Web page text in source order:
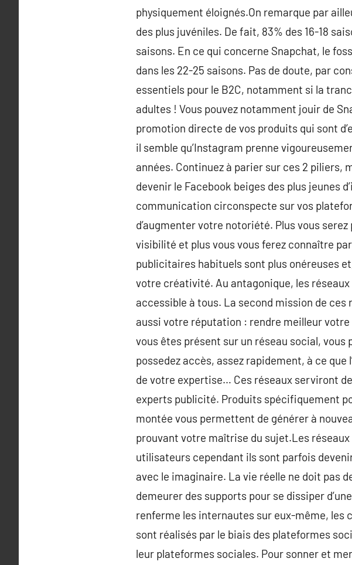
physiquement éloignés.On remarque par
des plus juvéniles. De fait, 83% des 16-18
saisons. En ce qui concerne Snapchat, le
dans les 22-25 saisons. Pas de doute, par
essentiels pour le B2C, notamment si la
adultes ! Vous pouvez notamment jouir de
promotion directe de vos produits qui sont
il semble qu’Instagram prenne
années. Continuez à parier sur ces 2 piliers,
devenir le Facebook beiges des plus jeunes
communication circonspecte sur vos
d’augmenter votre notoriété. Plus vous
visibilité et plus vous vous ferez connaître
publicitaires habituels sont plus onéreuses
votre créativité. Au antagonique, les
accessible à tous. La second mission de
aussi votre réputation : rendre meilleur
vous êtes présent sur un réseau social,
possedez accès, assez rapidement, à ce
de votre expertise… Ces réseaux serviront
experts publicité. Produits spécifiquement
montée vous permettent de générer à
prouvant votre maîtrise du sujet.Les
utilisateurs cependant ils sont parfois
avec le imaginaire. La vie réelle ne doit pas
demeurer des supports pour se dissiper
renferme les internautes sur eux-même, les
sont réalisés par le biais des plateformes
leur plateformes sociales. Pour sonner et